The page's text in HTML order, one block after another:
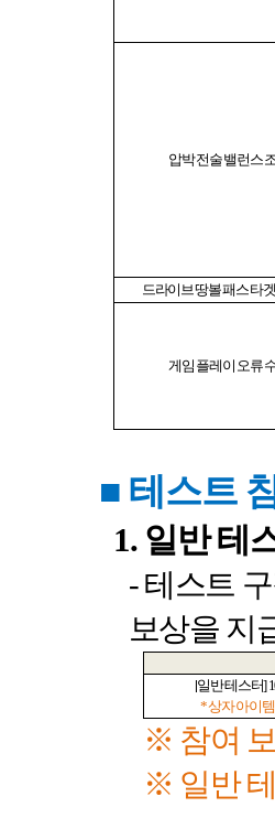
압박 전술 밸런스
드라이브 땅볼 패스 타
게임 플레이 오류
■ 테스트
1. 일반 테
-테스트
보상을 지
[일반 테스터]
*상자 아이템
※ 참여
※ 일반